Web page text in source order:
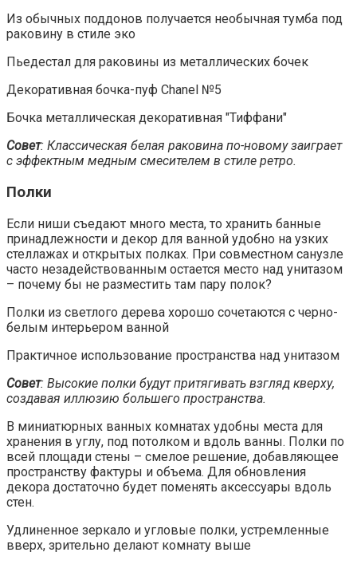
Из обычных поддонов получается необычная тумба под
раковину в стиле эко
Пьедестал для раковины из металлических бочек
Декоративная бочка-пуф Chanel №5
Бочка металлическая декоративная "Тиффани"
Совет: Классическая белая раковина по-новому заиграет
с эффектным медным смесителем в стиле ретро.
Полки
Если ниши съедают много места, то хранить банные
принадлежности и декор для ванной удобно на узких
стеллажах и открытых полках. При совместном санузле
часто незадействованным остается место над унитазом
– почему бы не разместить там пару полок?
Полки из светлого дерева хорошо сочетаются с черно-
белым интерьером ванной
Практичное использование пространства над унитазом
Совет: Высокие полки будут притягивать взгляд кверху,
создавая иллюзию большего пространства.
В миниатюрных ванных комнатах удобны места для
хранения в углу, под потолком и вдоль ванны. Полки по
всей площади стены – смелое решение, добавляющее
пространству фактуры и объема. Для обновления
декора достаточно будет поменять аксессуары вдоль
стен.
Удлиненное зеркало и угловые полки, устремленные
вверх, зрительно делают комнату выше